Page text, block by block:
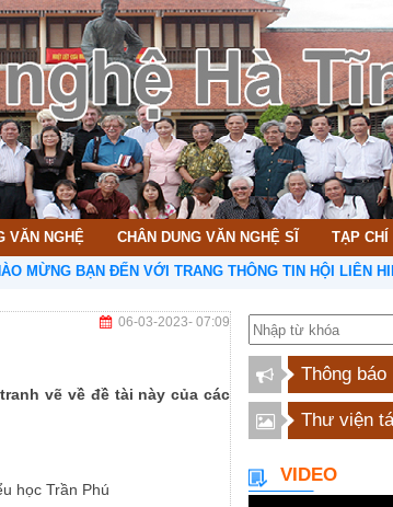
VĂN NGHỆ CHÂN DUNG VĂN NGHỆ SĨ TẠP CHÍ
BẠN ĐẾN VỚI TRANG THÔNG TIN HỘI LIÊN HIỆP
06-03-2023- 07:09
vẽ về đề tài này của các
học Trần Phú
Thông báo
Thư viện
VIDEO